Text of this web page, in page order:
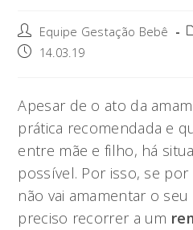
Post
author:
Equipe Gestação Bebê
Post14.03.19
Apesar de o ato da
prática recomendada e
entre mãe e filho, há
possível. Por isso, se
não vai amamentar o
preciso recorrer a um